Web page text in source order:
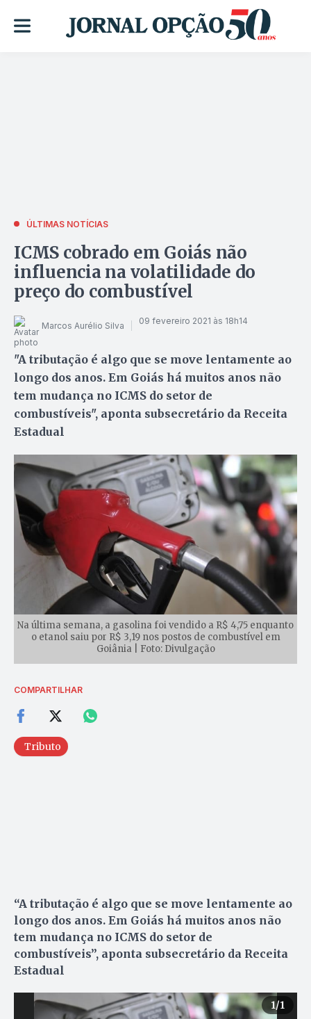
ÚLTIMAS NOTÍCIAS
ICMS cobrado em Goiás não
influencia na volatilidade do
preço do combustível
Marcos Aurélio Silva 09 fevereiro 2021 às 18h14
"A tributação é algo que se move lentamente ao
longo dos anos. Em Goiás há muitos anos não
tem mudança no ICMS do setor de
combustíveis", aponta subsecretário da Receita
Estadual
Na última semana, a gasolina foi vendido a R$ 4,75 enquanto
o etanol saiu por R$ 3,19 nos postos de combustível em
Goiânia | Foto: Divulgação
COMPARTILHAR
Tributo
“A tributação é algo que se move lentamente ao
longo dos anos. Em Goiás há muitos anos não
tem mudança no ICMS do setor de
combustíveis”, aponta subsecretário da Receita
Estadual
1/1